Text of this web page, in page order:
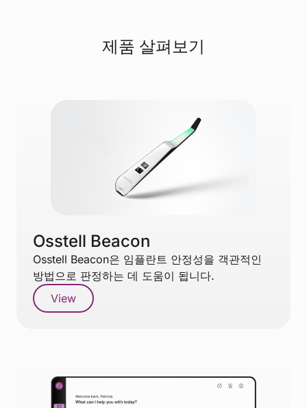
제품 살펴보기
Osstell Beacon
Osstell Beacon은 임플란트 안정성을 객관적인
방법으로 판정하는 데 도움이 됩니다.
View